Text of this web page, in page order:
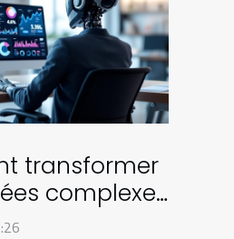
transformer
complexes